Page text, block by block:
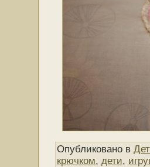
Опубликовано в
крючком, дети,